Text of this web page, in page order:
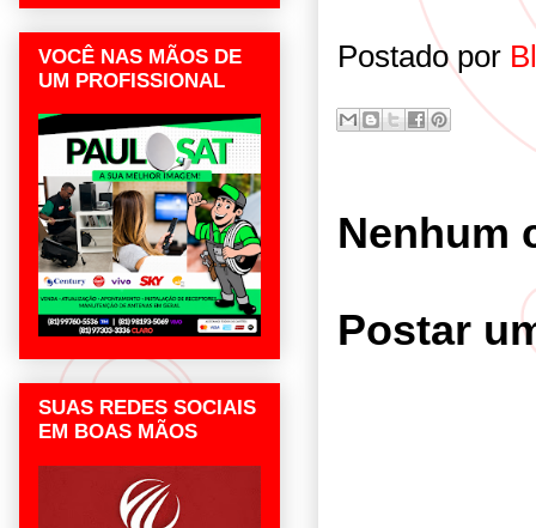
Postado por
Nenhum
Postar
VOCÊ NAS MÃOS DE
UM PROFISSIONAL
SUAS REDES SOCIAIS
EM BOAS MÃOS